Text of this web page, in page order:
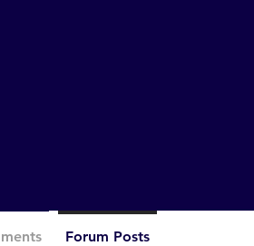
Forum Posts